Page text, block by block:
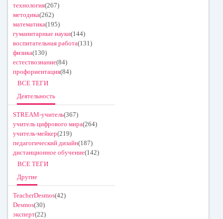
технология(267)
методика(262)
математика(195)
гуманитарные науки(144)
воспитательная работа(131)
физика(130)
естествознание(84)
профориентация(84)
ВСЕ ТЕГИ
Деятельность
STREAM-учитель(367)
учитель цифрового мира(264)
учитель-мейкер(219)
педагогический дизайн(187)
дистанционное обучение(142)
ВСЕ ТЕГИ
Другие
TeacherDesmos(42)
Desmos(30)
эксперт(22)